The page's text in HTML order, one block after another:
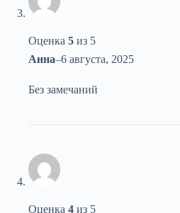
Оценка 5 из 5
Анна–6 августа, 2025
Без замечаний
Оценка 4 из 5